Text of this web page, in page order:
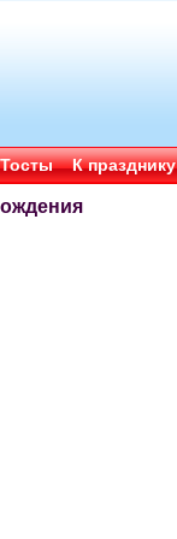
Тосты К празднику